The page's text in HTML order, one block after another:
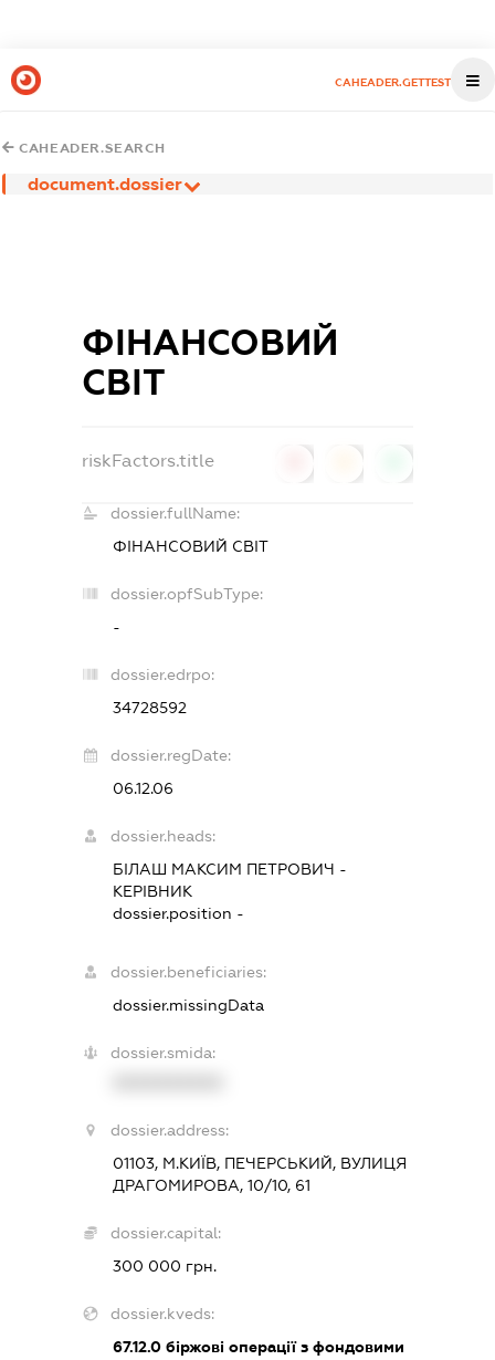
CAHEADER.GETTEST
CAHEADER.SEARCH
document.dossier
ФІНАНСОВИЙ
СВІТ
riskFactors.title
dossier.fullName:
ФІНАНСОВИЙ СВІТ
dossier.opfSubType:
-
dossier.edrpo:
34728592
dossier.regDate:
06.12.06
dossier.heads:
БІЛАШ МАКСИМ ПЕТРОВИЧ -
КЕРІВНИК
dossier.position -
dossier.beneficiaries:
dossier.missingData
dossier.smida:
dossier.address:
01103, М.КИЇВ, ПЕЧЕРСЬКИЙ, ВУЛИЦЯ
ДРАГОМИРОВА, 10/10, 61
dossier.capital:
300 000 грн.
dossier.kveds:
67.12.0 біржові операції з фондовими